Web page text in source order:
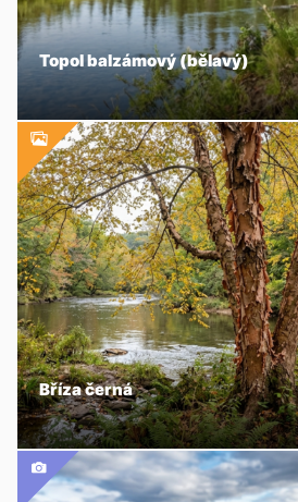
Topol balzámový (bělavý)
Bříza černá